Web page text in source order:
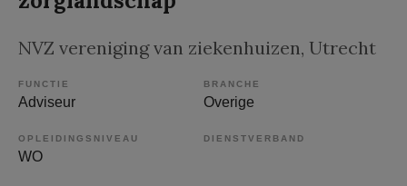
NVZ vereniging van ziekenhuizen, Utrecht
FUNCTIE
Adviseur
BRANCHE
Overige
OPLEIDINGSNIVEAU
WO
DIENSTVERBAND